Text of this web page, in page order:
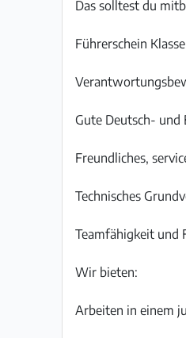
Das solltest du
Führerschein
Gute Deutsch- und
Freundliches,
Technisches
Teamfähigkeit und
Wir bieten:
Arbeiten in einem